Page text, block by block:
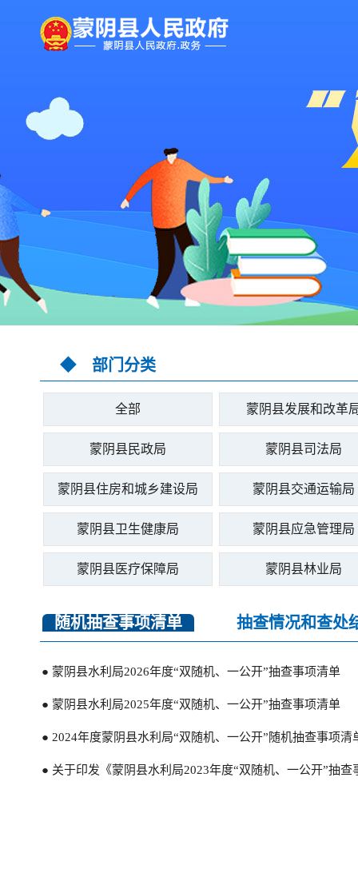
◆ 部门分类
全部 蒙阴县发展和改革
蒙阴县民政局 蒙阴县司法局
蒙阴县住房和城乡建设局 蒙阴县交通运输局
蒙阴县卫生健康局 蒙阴县应急管理局
蒙阴县医疗保障局 蒙阴县林业局
随机抽查事项清单 抽查情况和查处
● 蒙阴县水利局2026年度“双随机、一公开”抽查事项清单
● 蒙阴县水利局2025年度“双随机、一公开”抽查事项清单
● 2024年度蒙阴县水利局“双随机、一公开”随机抽查事项清
● 关于印发《蒙阴县水利局2023年度“双随机、一公开”抽查